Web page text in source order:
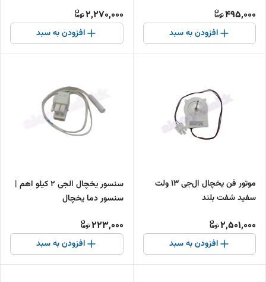
495,000
افزودن به سبد
2,270,000
افزودن به سبد
موتور فن یخچال ال‌جی 13 ولت
سفید شفت بلند
2,501,000
افزودن به سبد
سنسور یخچال الجی 2 کیلو اهم |
سنسور دما یخچال
223,000
افزودن به سبد